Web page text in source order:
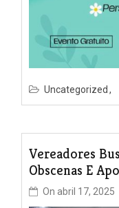
Uncategorized
Vereadores
Obscenas E
On abril 17, 2025